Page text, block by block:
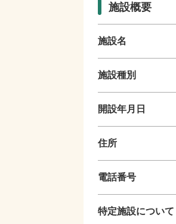
施設概要
施設名
施設種別
開設年月日
住所
電話番号
特定施設について